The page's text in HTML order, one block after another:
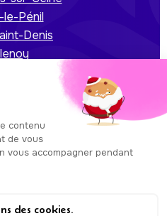
le-Pénil
Denis
© Auxicare